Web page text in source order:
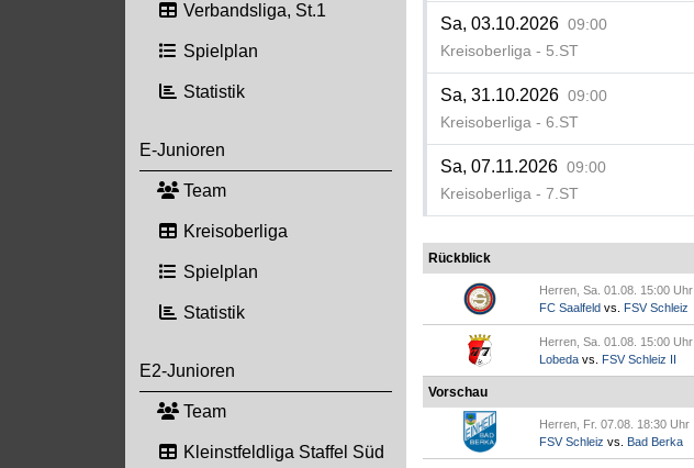
Verbandsliga, St.1
Spielplan
Statistik
E-Junioren
Team
Kreisoberliga
Spielplan
Statistik
E2-Junioren
Team
Kleinstfeldliga Staffel Süd
Sa, 03.10.2026 09:00
Kreisoberliga - 5.ST
Sa, 31.10.2026 09:00
Kreisoberliga - 6.ST
Sa, 07.11.2026 09:00
Kreisoberliga - 7.ST
Rückblick
Herren, Sa. 01.08. 15:00 Uhr
FC Saalfeld vs. FSV Schleiz
Herren, Sa. 01.08. 15:00 Uhr
Lobeda vs. FSV Schleiz II
Vorschau
Herren, Fr. 07.08. 18:30 Uhr
FSV Schleiz vs. Bad Berka